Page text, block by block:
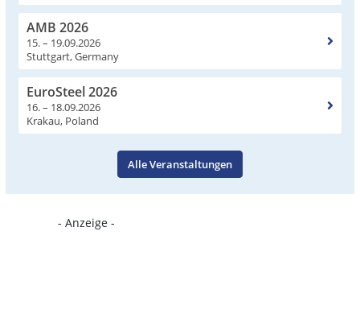
AMB 2026
15. – 19.09.2026
Stuttgart, Germany
EuroSteel 2026
16. – 18.09.2026
Krakau, Poland
Alle Veranstaltungen
- Anzeige -